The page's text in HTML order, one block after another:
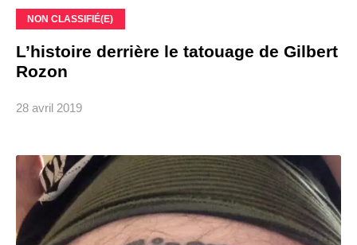
NON CLASSIFIÉ(E)
L’histoire derrière le tatouage de Gilbert
Rozon
28 avril 2019